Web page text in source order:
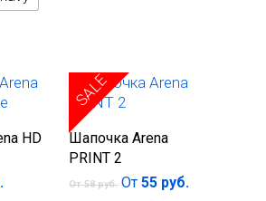
HD
Выберите
параметры
SALE
Шапочка Arena
PRINT 2
От58руб. От55 руб.